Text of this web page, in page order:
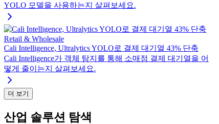
YOLO 모델을 사용하는지 살펴보세요.
Retail & Wholesale
Cali Intelligence, Ultralytics YOLO로 결제 대기열 43% 단축
Cali Intelligence가 객체 탐지를 통해 소매점 결제 대기열을 어
떻게 줄이는지 살펴보세요.
더 보기
산업 솔루션 탐색